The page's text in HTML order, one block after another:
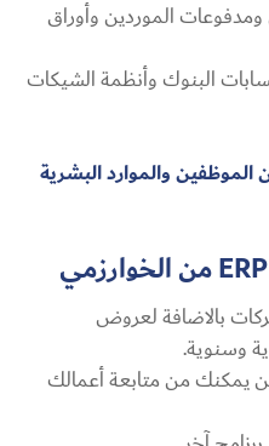
الموردين وأوراق
البنوك وأنظمة الشيكات
والموارد البشرية
ERPمن الخوارزمي
بالاضافة لعروض
وسنوية.
يمكنك من متابعة أعمالك